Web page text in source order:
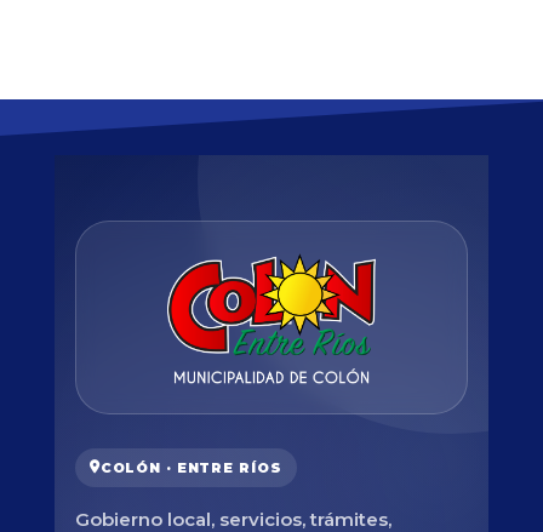
COLÓN · ENTRE RÍOS
Gobierno local, servicios, trámites,